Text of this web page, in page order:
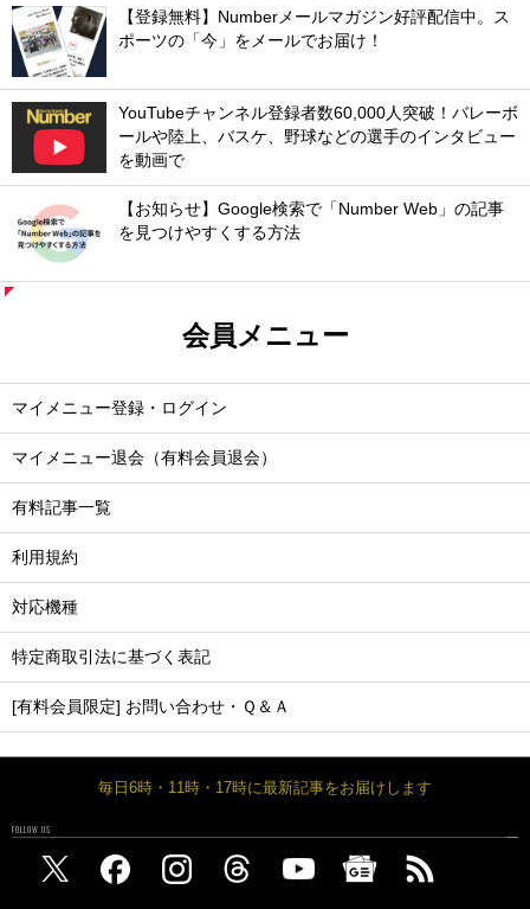
【登録無料】Numberメールマガジン好評配信中。ス
ポーツの「今」をメールでお届け！
YouTubeチャンネル登録者数60,000人突破！バレーボ
ールや陸上、バスケ、野球などの選手のインタビュー
を動画で
【お知らせ】Google検索で「Number Web」の記事
を見つけやすくする方法
会員メニュー
マイメニュー登録・ログイン
マイメニュー退会（有料会員退会）
有料記事一覧
利用規約
対応機種
特定商取引法に基づく表記
[有料会員限定] お問い合わせ・Ｑ＆Ａ
毎日6時・11時・17時に最新記事をお届けします
FOLLOW US